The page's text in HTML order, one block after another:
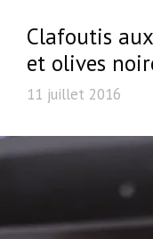
Clafoutis
et olives
11 juillet 2016